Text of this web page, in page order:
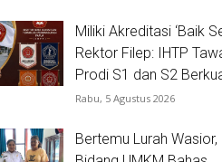
Miliki Akreditasi ‘Baik
Rektor Filep: IHTP
Prodi S1 dan S2
Rabu, 5 Agustus 2026
Bertemu Lurah Wasior,